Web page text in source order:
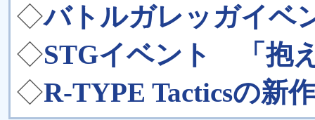
◇バトルガレッガイベ
◇STGイベント 「抱
◇R-TYPE Tacticsの新作